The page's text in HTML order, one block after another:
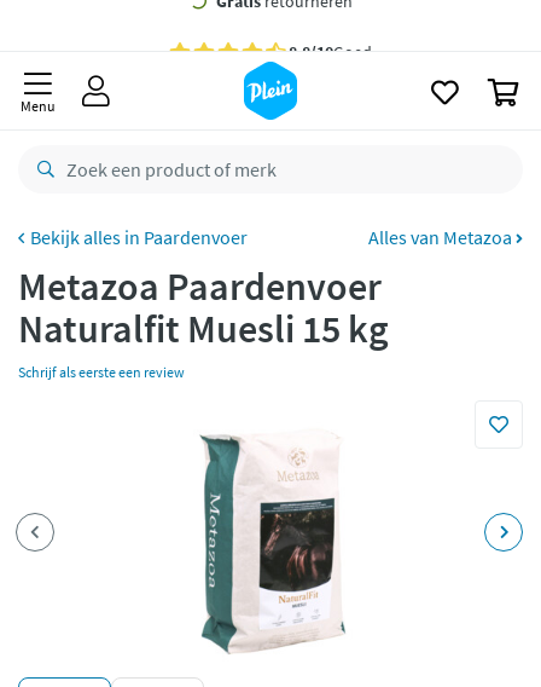
besteld,
Gratisretourneren
Betaal met Klarna
Menu
Paardenvoer Alles van Metazoa
Metazoa Paardenvoer
Naturalfit Muesli 15 kg
Schrijf als eerste een review